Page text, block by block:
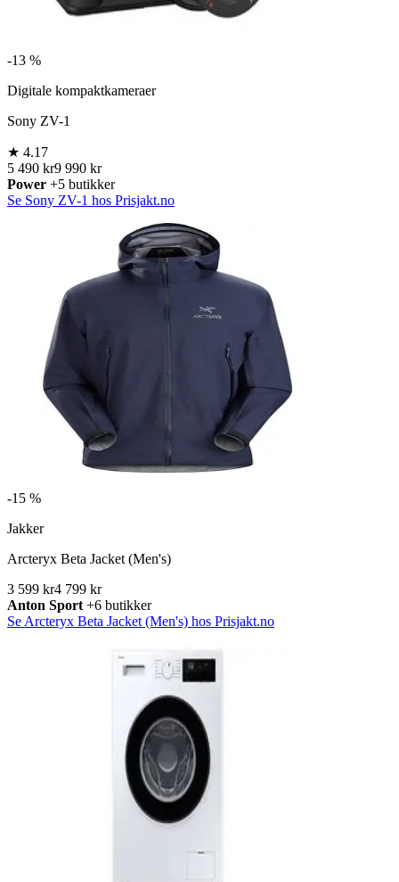
-13 %
Digitale kompaktkameraer
Sony ZV-1
★ 4.17
5 490 kr9 990 kr
Power +5 butikker
Se Sony ZV-1 hos Prisjakt.no
-15 %
Jakker
Arcteryx Beta Jacket (Men's)
3 599 kr4 799 kr
Anton Sport +6 butikker
Se Arcteryx Beta Jacket (Men's) hos Prisjakt.no